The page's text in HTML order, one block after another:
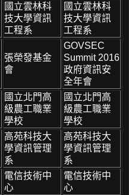
國立雲林科
技大學資訊
工程系
國立雲林科
技大學資訊
工程系
張榮發基金
會
GOVSEC
Summit 2016
政府資訊安
全年會
國立北門高
級農工職業
學校
國立北門高
級農工職業
學校
高苑科技大
學資訊管理
系
高苑科技大
學資訊管理
系
電信技術中
心
電信技術中
心